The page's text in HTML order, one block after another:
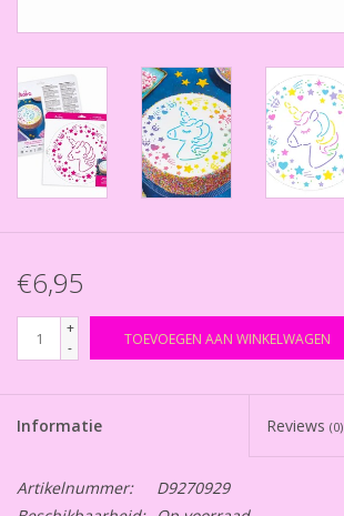
€6,95
+
-
TOEVOEGEN AAN WINKELWAGEN
Informatie Reviews (0)
Artikelnummer:
D9270929